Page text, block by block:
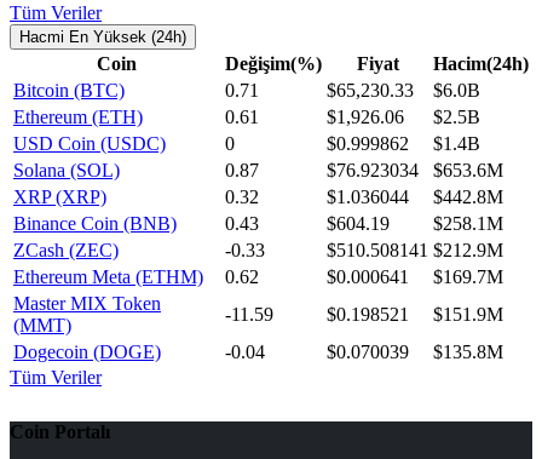
Tüm Veriler
Hacmi En Yüksek (24h)
Coin Değişim(%) Fiyat
Hacim(24h)
Bitcoin (BTC)
0.71 $65,230.33
$6.0B
Ethereum (ETH)
0.61 $1,926.06
$2.5B
USD Coin (USDC)
0 $0.999862
$1.4B
Solana (SOL)
0.87 $76.923034
$653.6M
XRP (XRP)
0.32 $1.036044
$442.8M
Binance Coin (BNB)
0.43 $604.19
$258.1M
ZCash (ZEC)
-0.33 $510.508141 $212.9M
Ethereum Meta (ETHM)
0.62 $0.000641
$169.7M
Master MIX Token
(MMT)
-11.59 $0.198521
$151.9M
Dogecoin (DOGE)
-0.04 $0.070039
$135.8M
Tüm Veriler
Coin Portalı